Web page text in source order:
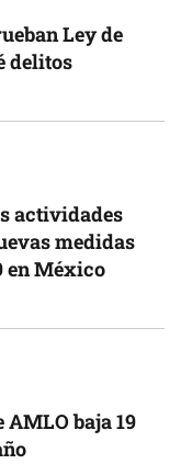
Ley de
delitos
actividades
medidas
en México
baja 19